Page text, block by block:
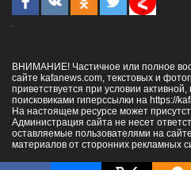
ВНИМАНИЕ! Частичное или полное
сайте kafanews.com, текстовых и
приветствуется при условии
поисковиками гиперссылки на https://
На настоящем ресурсе может
Администрация сайта не несет
оставляемые пользователями на
материалов от сторонних рекламных